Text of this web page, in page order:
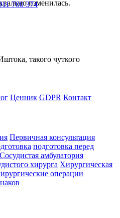
изменилась.
такого чуткого
700 374
Ценник GDPR Контакт
Первичная консультация
подготовка перед
Сосудистая амбулатория
хирурга Хирургическая
операции